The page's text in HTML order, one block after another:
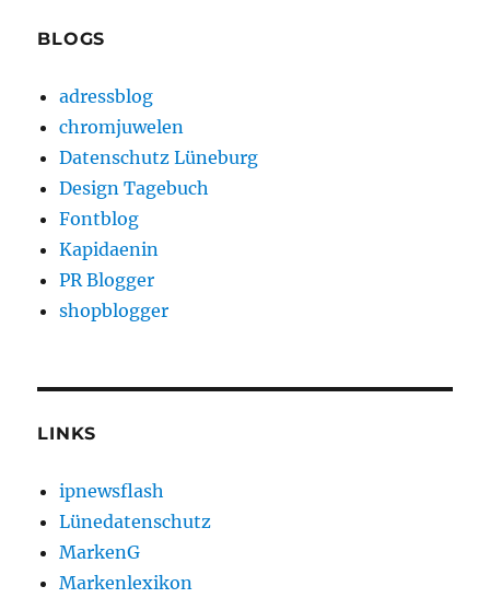
BLOGS
adressblog
chromjuwelen
Datenschutz Lüneburg
Design Tagebuch
Fontblog
Kapidaenin
PR Blogger
shopblogger
LINKS
ipnewsflash
Lünedatenschutz
MarkenG
Markenlexikon